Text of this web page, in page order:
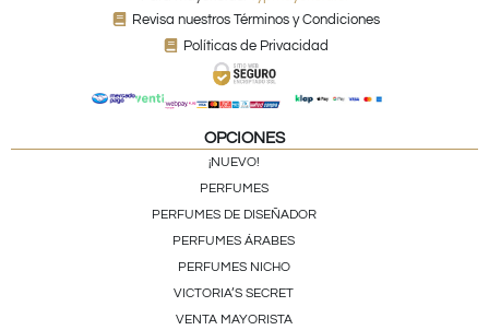
Revisa nuestros Términos y Condiciones
Políticas de Privacidad
OPCIONES
¡NUEVO!
PERFUMES
PERFUMES DE DISEÑADOR
PERFUMES ÁRABES
PERFUMES NICHO
VICTORIA’S SECRET
VENTA MAYORISTA